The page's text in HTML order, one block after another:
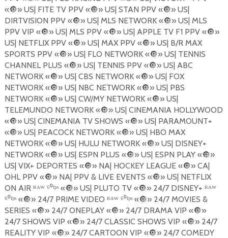
«🔘» US| FITE TV PPV «🔘» US| STAN PPV «🔘» US|
DIRTVISION PPV «🔘» US| MLS NETWORK «🔘» US| MLS
PPV VIP «🔘» US| MLS PPV «🔘» US| APPLE TV F1 PPV «🔘»
US| NETFLIX PPV «🔘» US| MAX PPV «🔘» US| B/R MAX
SPORTS PPV «🔘» US| FLO NETWORK «🔘» US| TENNIS
CHANNEL PLUS «🔘» US| TENNIS PPV «🔘» US| ABC
NETWORK «🔘» US| CBS NETWORK «🔘» US| FOX
NETWORK «🔘» US| NBC NETWORK «🔘» US| PBS
NETWORK «🔘» US| CW/MY NETWORK «🔘» US|
TELEMUNDO NETWORK «🔘» US| CINEMANIA HOLLYWOOD
«🔘» US| CINEMANIA TV SHOWS «🔘» US| PARAMOUNT+
«🔘» US| PEACOCK NETWORK «🔘» US| HBO MAX
NETWORK «🔘» US| HULU NETWORK «🔘» US| DISNEY+
NETWORK «🔘» US| ESPN PLUS «🔘» US| ESPN PLAY «🔘»
US| VIX+ DEPORTES «🔘» NA| HOCKEY LEAGUE «🔘» CA|
OHL PPV «🔘» NA| PPV & LIVE EVENTS «🔘» US| NETFLIX
ON AIR ᴿᴬᵂ ⁶⁰ᶠᵖˢ «🔘» US| PLUTO TV «🔘» 24/7 DISNEY+ ᴿᴬᵂ
⁶⁰ᶠᵖˢ «🔘» 24/7 PRIME VIDEO ᴿᴬᵂ ⁶⁰ᶠᵖˢ «🔘» 24/7 MOVIES &
SERIES «🔘» 24/7 ONEPLAY «🔘» 24/7 DRAMA VIP «🔘»
24/7 SHOWS VIP «🔘» 24/7 CLASSIC SHOWS VIP «🔘» 24/7
REALITY VIP «🔘» 24/7 CARTOON VIP «🔘» 24/7 COMEDY